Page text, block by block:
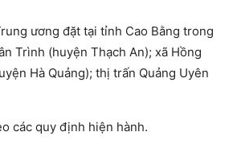
ương đặt tại tỉnh Cao Bằng trong
Trình (huyện Thạch An); xã Hồng
Hà Quảng); thị trấn Quảng Uyên
các quy định hiện hành.